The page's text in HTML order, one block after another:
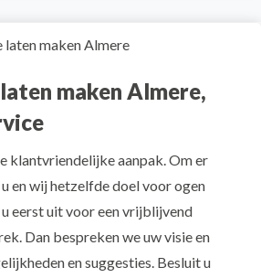
maken Almere
maken Almere,
klantvriendelijke aanpak. Om er
en wij hetzelfde doel voor ogen
eerst uit voor een vrijblijvend
Dan bespreken we uw visie en
en suggesties. Besluit u